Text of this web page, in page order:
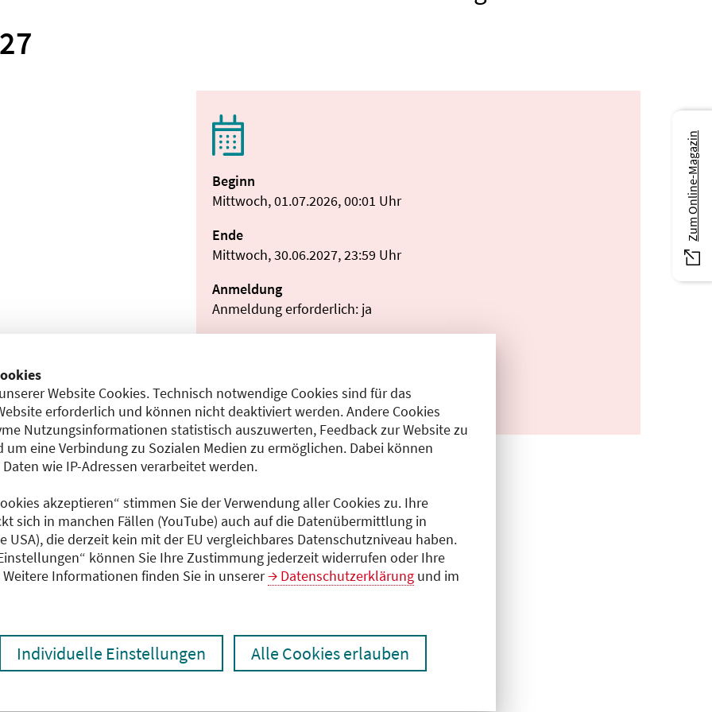
Website Cookies. Technisch notwendige Cookies sind für das
erforderlich und können nicht deaktiviert werden. Andere Cookies
Nutzungsinformationen statistisch auszuwerten, Feedback zur Website zu
eine Verbindung zu Sozialen Medien zu ermöglichen. Dabei können
wie IP-Adressen verarbeitet werden.
akzeptieren“ stimmen Sie der Verwendung aller Cookies zu. Ihre
sich in manchen Fällen (YouTube) auch auf die Datenübermittlung in
USA), die derzeit kein mit der EU vergleichbares Datenschutzniveau haben.
können Sie Ihre Zustimmung jederzeit widerrufen oder Ihre
Informationen finden Sie in unserer
Datenschutzerklärung und im
Individuelle Einstellungen Alle Cookies erlauben
Beginn
Mittwoch, 01.07.2026, 00:01 Uhr
Ende
Mittwoch, 30.06.2027, 23:59 Uhr
Anmeldung
Anmeldung erforderlich: ja
entgeltfrei
Dokumente
Programm (PDF)
Zum Online-Magazin